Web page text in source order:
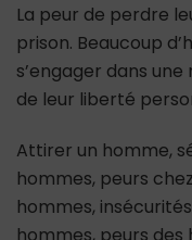
La peur de perdre
prison. Beaucoup
s’engager dans
de leur liberté
Attirer un homme,
hommes, peurs
hommes,
hommes, peurs des